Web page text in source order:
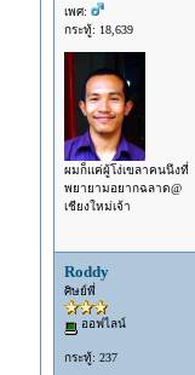
เพศ:
กระทู้: 18,639
ผมก็แค่ผู้โง่เขลาคนนึงที่
พยายามอยากฉลาด@
เชียงใหม่เจ้า
ยอะแล้ว หาอ่าน
Roddy
ศิษย์พี่
ออฟไลน์
กระทู้: 237